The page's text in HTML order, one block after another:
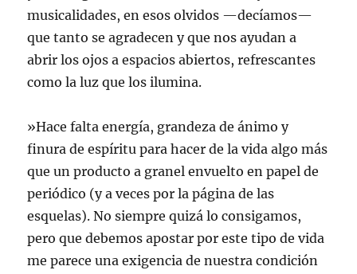
musicalidades, en esos olvidos —decíamos—
que tanto se agradecen y que nos ayudan a
abrir los ojos a espacios abiertos, refrescantes
como la luz que los ilumina.
»Hace falta energía, grandeza de ánimo y
finura de espíritu para hacer de la vida algo más
que un producto a granel envuelto en papel de
periódico (y a veces por la página de las
esquelas). No siempre quizá lo consigamos,
pero que debemos apostar por este tipo de vida
me parece una exigencia de nuestra condición